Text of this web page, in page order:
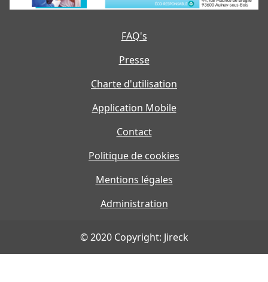
FAQ's
Presse
Charte d'utilisation
Application Mobile
Contact
Politique de cookies
Mentions légales
Administration
© 2020 Copyright: Jireck